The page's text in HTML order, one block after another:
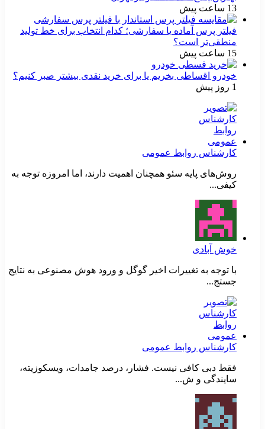
13 ساعت پیش
فیلتر پرس آماده یا سفارشی؛ کدام انتخاب برای خط تولید
منطقی‌تر است؟
15 ساعت پیش
خودرو اقساطی بخریم یا برای خرید نقدی بیشتر صبر کنیم؟
1 روز پیش
کارشناس روابط عمومی
روش‌های پایه سئو همچنان اهمیت دارند، اما امروزه توجه به
کیفی...
خوش آبادی
با توجه به تغییرات اخیر گوگل و ورود هوش مصنوعی به نتایج
جستج...
کارشناس روابط عمومی
فقط دبی کافی نیست. فشار، درصد جامدات، ویسکوزیته،
سایندگی و ش...